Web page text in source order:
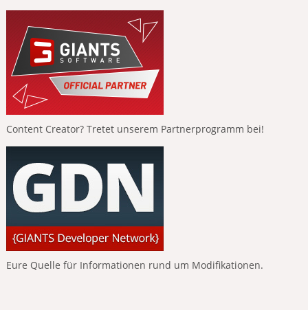
Content Creator? Tretet unserem Partnerprogramm bei!
Eure Quelle für Informationen rund um Modifikationen.